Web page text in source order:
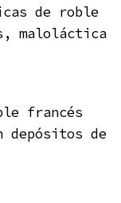
de roble
maloláctica
francés
depósitos de